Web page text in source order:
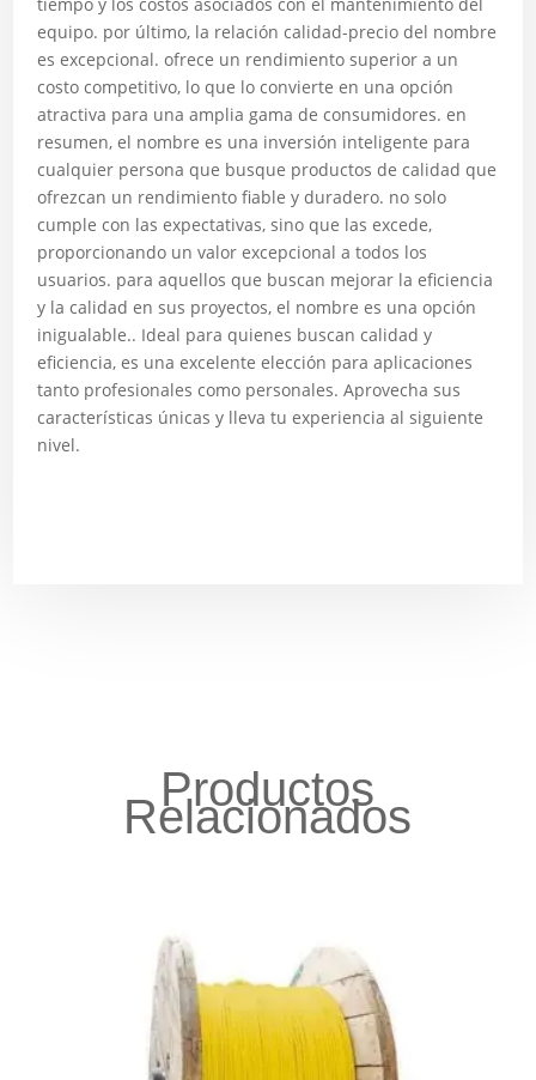
equipo. por último, la relación calidad-precio del nombre
es excepcional. ofrece un rendimiento superior a un
costo competitivo, lo que lo convierte en una opción
atractiva para una amplia gama de consumidores. en
resumen, el nombre es una inversión inteligente para
cualquier persona que busque productos de calidad que
ofrezcan un rendimiento fiable y duradero. no solo
cumple con las expectativas, sino que las excede,
proporcionando un valor excepcional a todos los
usuarios. para aquellos que buscan mejorar la eficiencia
y la calidad en sus proyectos, el nombre es una opción
inigualable.. Ideal para quienes buscan calidad y
eficiencia, es una excelente elección para aplicaciones
tanto profesionales como personales. Aprovecha sus
características únicas y lleva tu experiencia al siguiente
nivel.
Productos
Relacionados